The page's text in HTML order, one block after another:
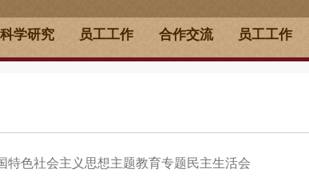
科学研究 员工工作 合作交流 员工工作
色社会主义思想主题教育专题民主生活会